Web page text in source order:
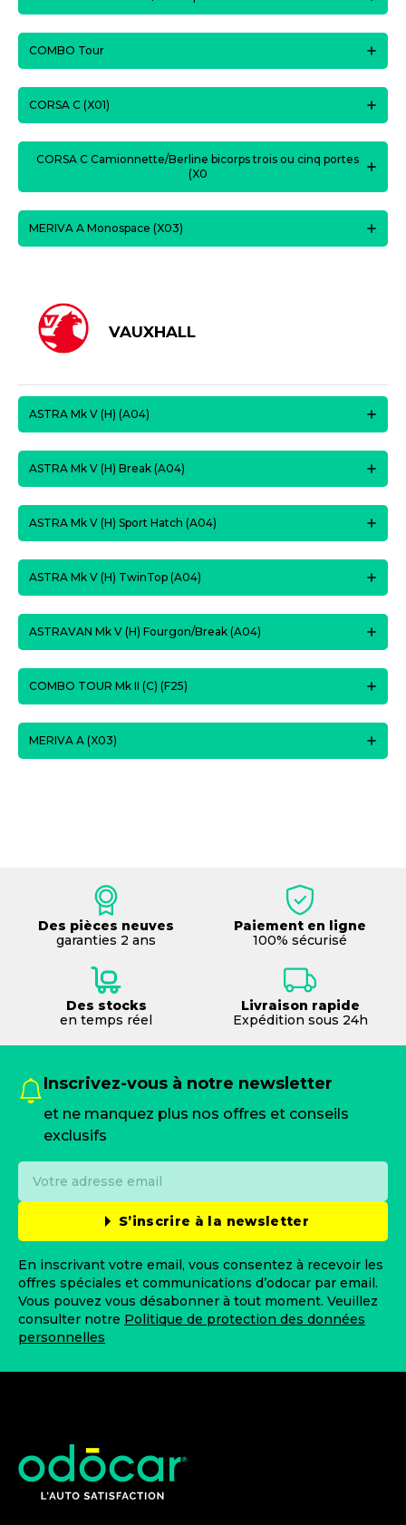
COMBO Tour
CORSA C (X01)
CORSA C Camionnette/Berline bicorps trois ou cinq portes
(X0
MERIVA A Monospace (X03)
VAUXHALL
ASTRA Mk V (H) (A04)
ASTRA Mk V (H) Break (A04)
ASTRA Mk V (H) Sport Hatch (A04)
ASTRA Mk V (H) TwinTop (A04)
ASTRAVAN Mk V (H) Fourgon/Break (A04)
COMBO TOUR Mk II (C) (F25)
MERIVA A (X03)
Des pièces neuves
garanties 2 ans
Paiement en ligne
100% sécurisé
Des stocks
en temps réel
Livraison rapide
Expédition sous 24h
Inscrivez-vous à notre newsletter
et ne manquez plus nos offres et conseils
exclusifs
S’inscrire à la newsletter
En inscrivant votre email, vous consentez à recevoir les
offres spéciales et communications d’odocar par email.
Vous pouvez vous désabonner à tout moment. Veuillez
consulter notre Politique de protection des données
personnelles